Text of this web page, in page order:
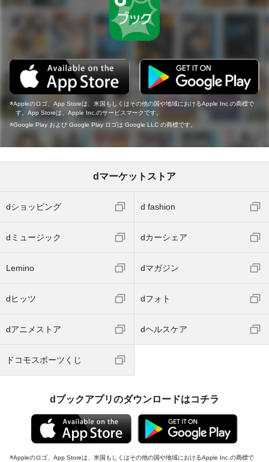
Appleのロゴ、App Storeは、米国もしくはその他の国や地域におけるApple Inc.の商標で
す。App Storeは、Apple Inc.のサービスマークです。
Google Play および Google Play ロゴは Google LLC の商標です。
dマーケットストア
dショッピング d fashion
dミュージック dカーシェア
Lemino dマガジン
dヒッツ dフォト
dアニメストア dヘルスケア
ドコモスポーツくじ
dブックアプリのダウンロードはコチラ
Appleのロゴ、App Storeは、米国もしくはその他の国や地域におけるApple Inc.の商標で